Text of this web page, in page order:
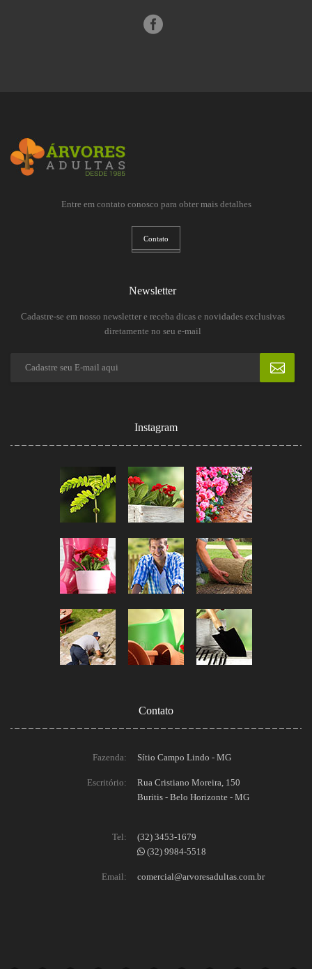
Entre em contato conosco para obter mais detalhes
Contato
Newsletter
Cadastre-se em nosso newsletter e receba dicas e novidades exclusivas
diretamente no seu e-mail
Instagram
Contato
Fazenda: Sítio Campo Lindo - MG
Escritório:
Rua Cristiano Moreira, 150
Buritis - Belo Horizonte - MG
Tel:
(32) 3453-1679
(32) 9984-5518
Email: comercial@arvoresadultas.com.br